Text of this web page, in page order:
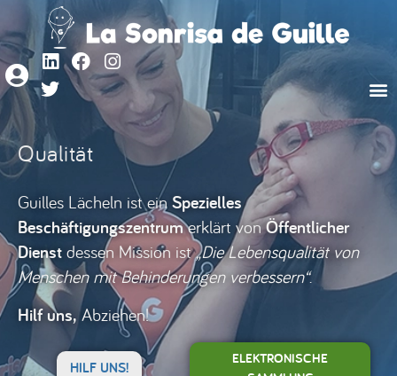
Qualität
Guilles Lächeln ist ein Spezielles
Beschäftigungszentrumerklärt vonÖffentlicher
Dienst dessen Mission ist„Die Lebensqualität von
Menschen mit Behinderungen verbessern“.
Hilf uns,Abziehen!
HILF UNS!
ELEKTRONISCHE